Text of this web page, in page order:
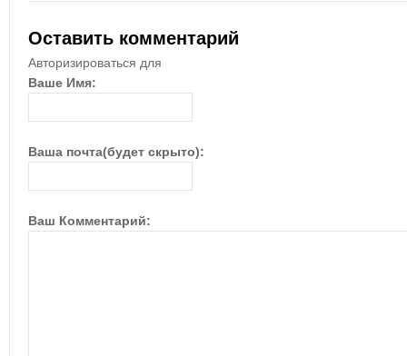
Оставить комментарий
Авторизироваться для
Ваше Имя:
Ваша почта(будет скрыто):
Ваш Комментарий: